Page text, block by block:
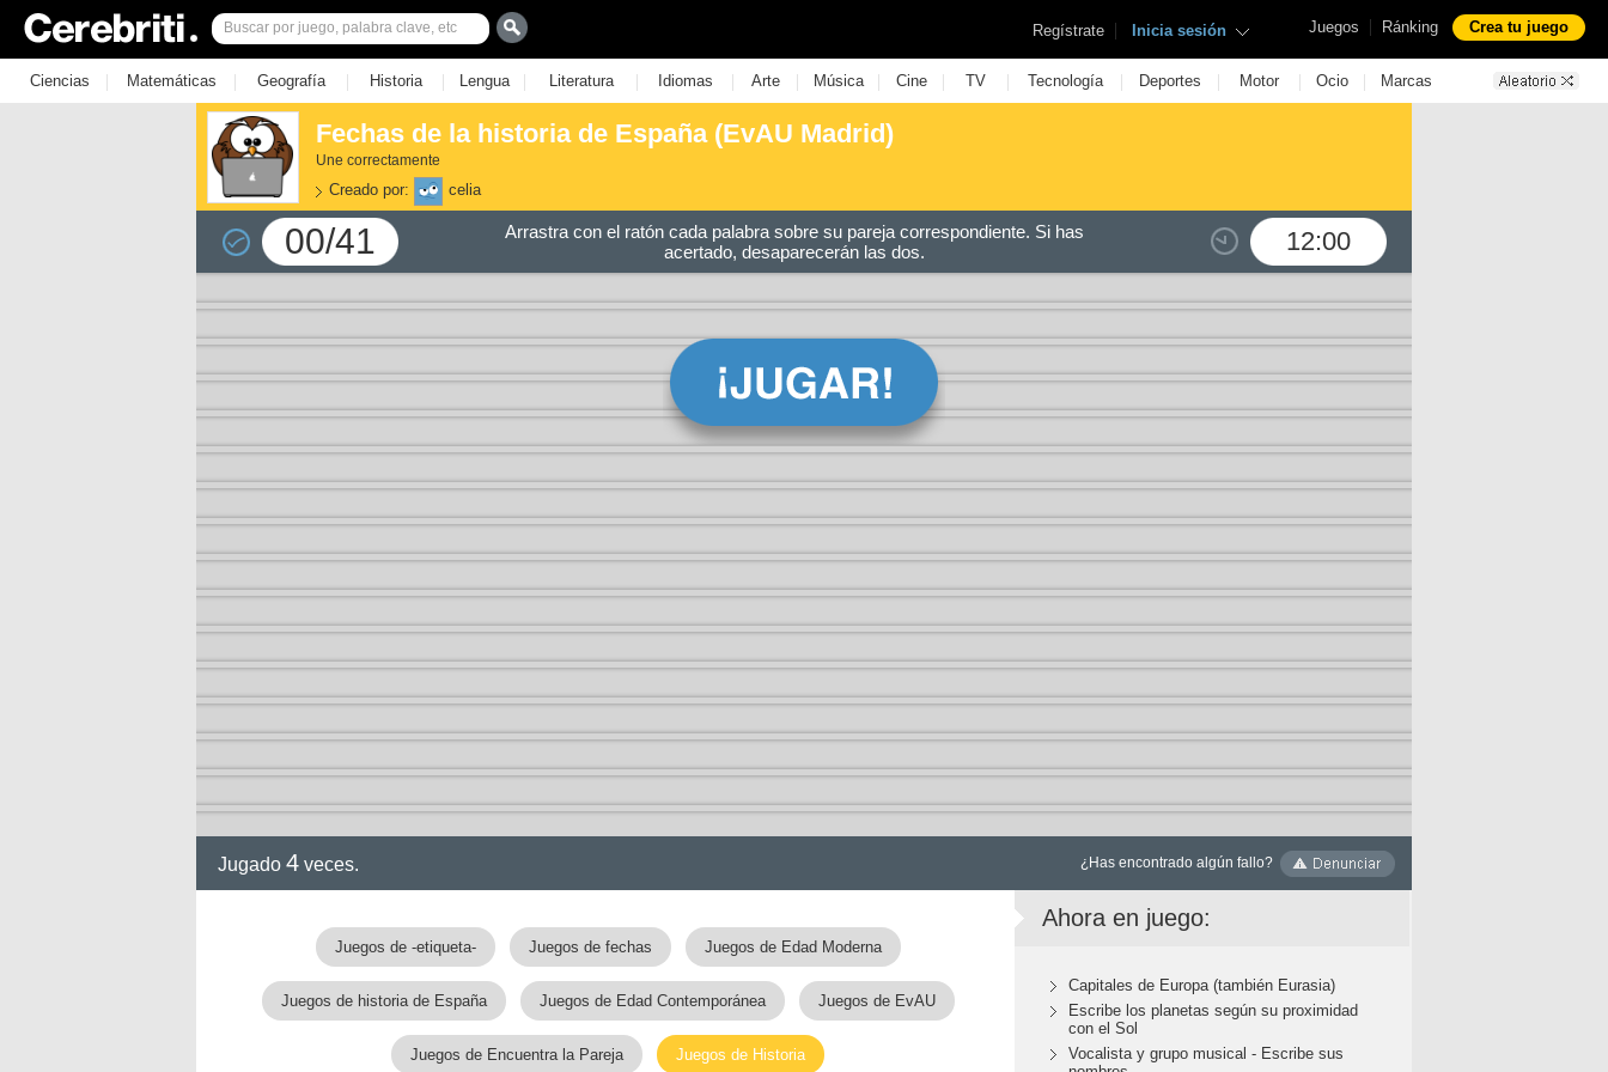
Juegos | Ránking Crea tu juego
Regístrate | Inicia sesión
Ciencias | Matemáticas | Geografía | Historia | Lengua | Literatura | Idiomas | Arte | Música | Cine | TV | Tecnología | Deportes | Motor | Ocio | Marcas
Fechas de la historia de España (EvAU Madrid)
Une correctamente
Creado por: celia
00/41 12:00
Arrastra con el ratón cada palabra sobre su pareja correspondiente. Si has
acertado, desaparecerán las dos.
Jugado 4 veces. ¿Has encontrado algún fallo?
Juegos de -etiqueta- Juegos de fechas Juegos de Edad Moderna
Juegos de historia de España Juegos de Edad Contemporánea Juegos de EvAU
Juegos de Encuentra la Pareja Juegos de Historia
Ahora en juego:
Capitales de Europa (también Eurasia)
Escribe los planetas según su proximidad
con el Sol
Vocalista y grupo musical - Escribe sus